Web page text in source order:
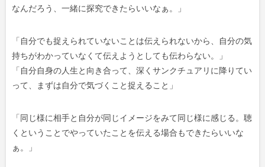
なんだろう、一緒に探究できたらいいなぁ。
」
「自分でも捉えられていないことは伝えられないから、
自分の気
持ちがわかっていなくて伝えようとしても伝わらない。
」
「自分自身の人生と向き合って、 深くサンクチュアリに降りてい
って、
まずは自分で気づくこと捉えること 」
「同じ様に相手と自分が同じイメージをみて同じ様に感じる。 聴
くということでやっていたことを伝える場合もできたらいいな
ぁ。
」